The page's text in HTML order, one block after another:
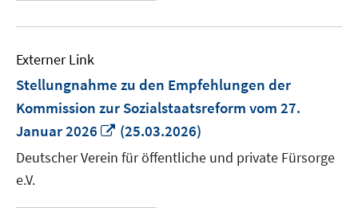
Externer Link
Stellungnahme zu den Empfehlungen der
Kommission zur Sozialstaatsreform vom 27.
Januar 2026
In
neuem
Fenster
(25.03.2026)
Deutscher Verein für öffentliche und private Fürsorge
e.V.